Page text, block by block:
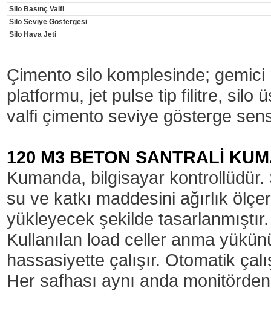
Silo Basınç Valfi
Silo Seviye Göstergesi
Silo Hava Jeti
Çimento silo komplesinde; gemici
platformu, jet pulse tip filitre, silo
valfi çimento seviye gösterge
120 M3 BETON SANTRALİ
Kumanda, bilgisayar
su ve katkı maddesini ağırlık
yükleyecek şekilde
Kullanılan load celler anma
hassasiyette çalışır. Otomatik
Her safhası aynı anda